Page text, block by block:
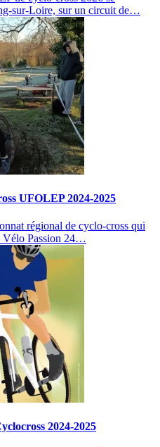
sur-Loire, sur un circuit de…
UFOLEP 2024-2025
régional de cyclo-cross qui
Vélo Passion 24…
2024-2025